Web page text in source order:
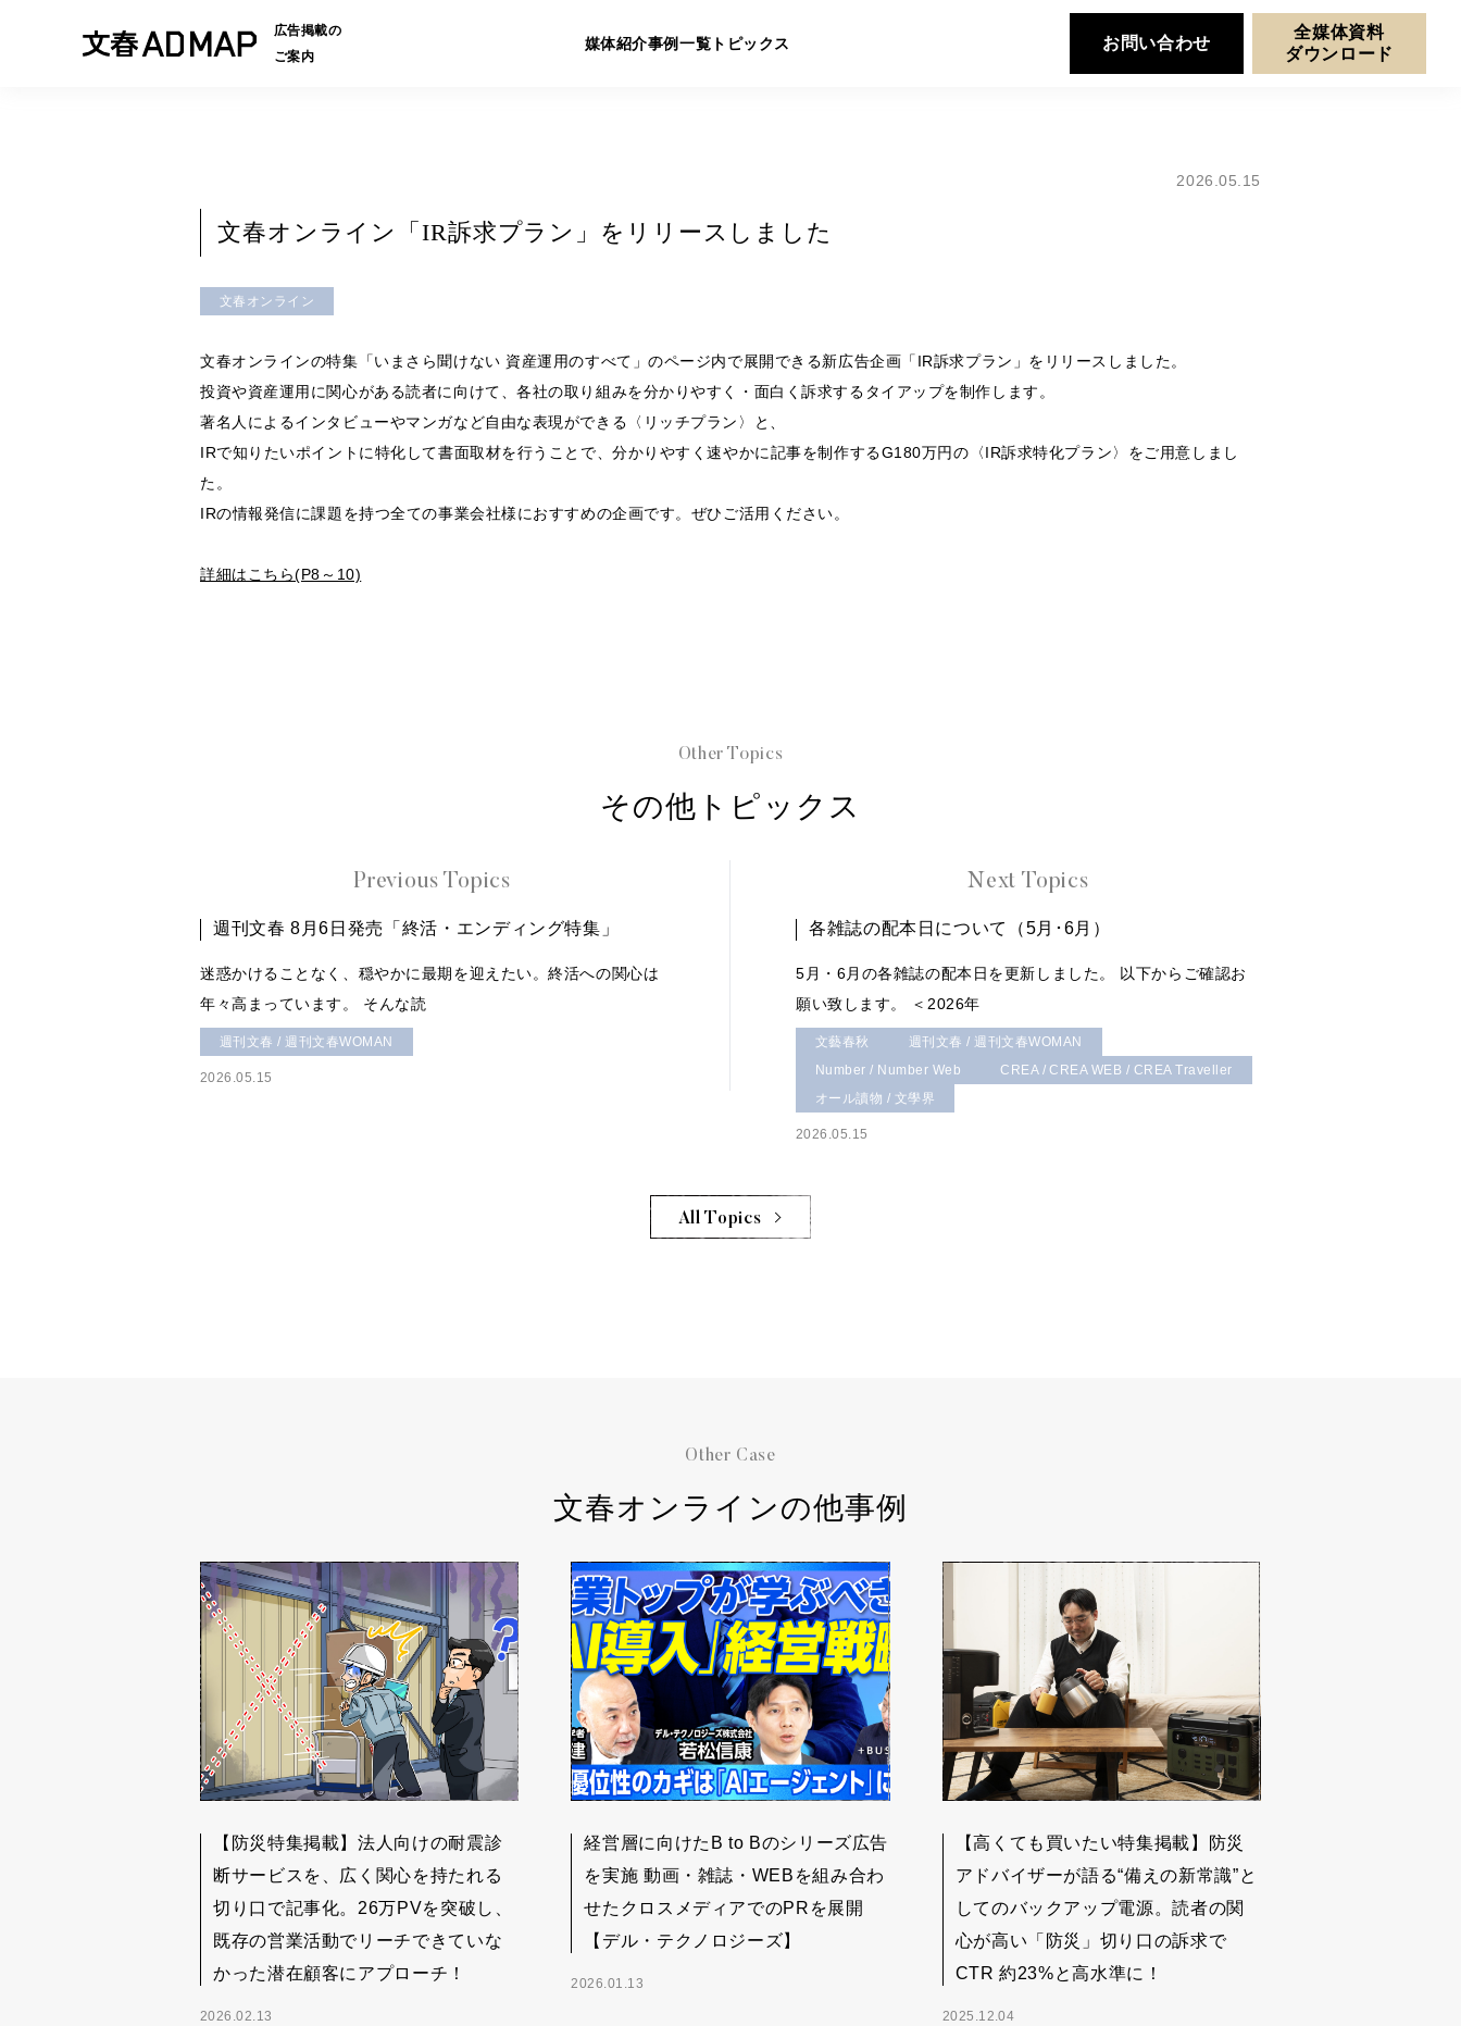
広告掲載の
ご案内
媒体紹介事例一覧 トピックス お問い合わせ
全媒体資料
ダウンロード
2026.05.15
文春オンライン「IR訴求プラン」をリリースしました
文春オンライン
文春オンラインの特集「いまさら聞けない 資産運用のすべて」のページ内で展開できる新広告企画「IR訴求プラン」をリリースしました。
投資や資産運用に関心がある読者に向けて、各社の取り組みを分かりやすく・面白く訴求するタイアップを制作します。
著名人によるインタビューやマンガなど自由な表現ができる〈リッチプラン〉と、
IRで知りたいポイントに特化して書面取材を行うことで、分かりやすく速やかに記事を制作するG180万円の〈IR訴求特化プラン〉をご用意しまし
た。
IRの情報発信に課題を持つ全ての事業会社様におすすめの企画です。ぜひご活用ください。
詳細はこちら(P8～10)
Other Topics
その他トピックス
Previous Topics
週刊文春 8月6日発売「終活・エンディング特集」
迷惑かけることなく、穏やかに最期を迎えたい。終活への関心は
年々高まっています。 そんな読
週刊文春 / 週刊文春WOMAN
2026.05.15
Next Topics
各雑誌の配本日について（5月･6月）
5月・6月の各雑誌の配本日を更新しました。 以下からご確認お
願い致します。 ＜2026年
文藝春秋
週刊文春 / 週刊文春WOMAN
Number / Number Web
CREA / CREA WEB / CREA Traveller
オール讀物 / 文學界
2026.05.15
All Topics
Other Case
文春オンラインの他事例
【防災特集掲載】法人向けの耐震診
断サービスを、広く関心を持たれる
切り口で記事化。26万PVを突破し、
既存の営業活動でリーチできていな
かった潜在顧客にアプローチ！
2026.02.13
経営層に向けたB to Bのシリーズ広告
を実施 動画・雑誌・WEBを組み合わ
せたクロスメディアでのPRを展開
【デル・テクノロジーズ】
2026.01.13
【高くても買いたい特集掲載】防災
アドバイザーが語る“備えの新常識”と
してのバックアップ電源。読者の関
心が高い「防災」切り口の訴求で
CTR 約23%と高水準に！
2025.12.04